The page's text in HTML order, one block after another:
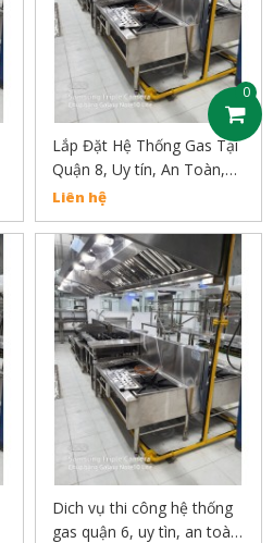
0
Lắp Đặt Hệ Thống Gas Tại
Quận 8, Uy tín, An Toàn,
Chất Lượng Liện Hệ:
02838304030
Liên hệ
Dich vụ thi công hệ thống
gas quận 6, uy tìn, an toàn,